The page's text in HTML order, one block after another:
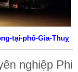
tại-phố-Gia-Thuỵ
nghiệp Phi